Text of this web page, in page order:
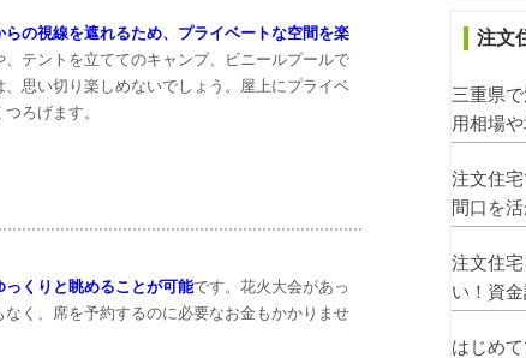
らの視線を遮れるため、プライベートな空間を楽
テントを立ててのキャンプ、ビニールプールで
思い切り楽しめないでしょう。屋上にプライベ
ろげます。
っくりと眺めることが可能です。花火大会があっ
く、席を予約するのに必要なお金もかかりませ
注文
三重県
用相場
注文住
間口を
注文住
い！資
はじめ